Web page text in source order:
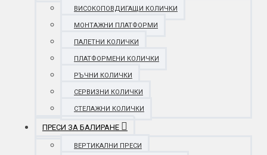
ВИСОКОПОВДИГАЩИ КОЛИЧКИ
МОНТАЖНИ ПЛАТФОРМИ
ПАЛЕТНИ КОЛИЧКИ
ПЛАТФОРМЕНИ КОЛИЧКИ
РЪЧНИ КОЛИЧКИ
СЕРВИЗНИ КОЛИЧКИ
СТЕЛАЖНИ КОЛИЧКИ
ПРЕСИ ЗА БАЛИРАНЕ
ВЕРТИКАЛНИ ПРЕСИ